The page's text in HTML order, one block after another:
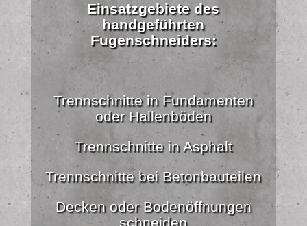
Einsatzgebiete des
handgeführten
Fugenschneiders:
Trennschnitte in Fundamenten
oder Hallenböden
Trennschnitte in Asphalt
Trennschnitte bei Betonbauteilen
Decken oder Bodenöffnungen
schneiden